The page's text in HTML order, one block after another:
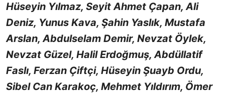
Hüseyin Yılmaz, Seyit Ahmet Çapan, Ali
Deniz, Yunus Kava, Şahin Yaslık, Mustafa
Arslan, Abdulselam Demir, Nevzat Öylek,
Nevzat Güzel, Halil Erdoğmuş, Abdüllatif
Faslı, Ferzan Çiftçi, Hüseyin Şuayb Ordu,
Sibel Can Karakoç, Mehmet Yıldırım, Ömer